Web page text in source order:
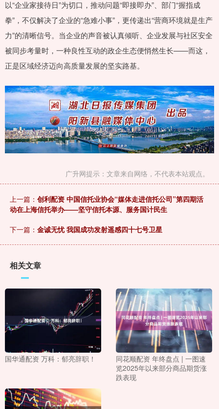
以“企业家接待日”为切口，推动问题“即接即办”、部门“握指成
拳”，不仅解决了企业的“急难小事”，更传递出“营商环境就是生产
力”的清晰信号。当企业的声音被认真倾听、企业发展与社区安全
被同步考量时，一种良性互动的政企生态便悄然生长——而这，
正是区域经济迈向高质量发展的坚实路基。
广升网提示：文章来自网络，不代表本站观点。
上一篇： 创利配资 中国信托业协会“媒体走进信托公司”第四期活
动在上海信托举办——坚守信托本源、服务国计民生
下一篇： 金诚无忧 我国成功发射遥感四十七号卫星
相关文章
国华通配资 ​万科：郁亮辞职！
同花顺配资 年终盘点 | 一图速
览2025年以来部分商品期货涨
跌表现